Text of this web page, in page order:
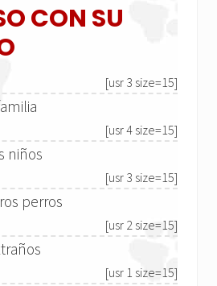
CON SU
[usr 3 size=15]
[usr 4 size=15]
niños
[usr 3 size=15]
perros
[usr 2 size=15]
[usr 1 size=15]